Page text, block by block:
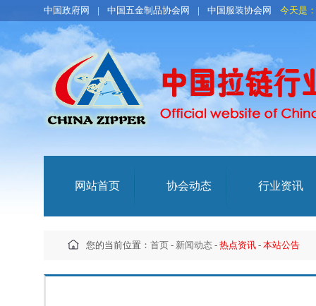
中国政府网 | 中国五金制品协会网 | 中国服装协会网 今天是：
网站首页 协会动态 行业资讯
您的当前位置： 首页 - 新闻动态 - 热点资讯 - 本站公告